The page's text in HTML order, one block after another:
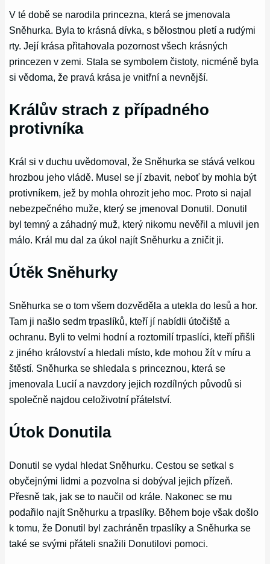
V té době se narodila princezna, která se jmenovala
Sněhurka. Byla to krásná dívka, s bělostnou pletí a rudými
rty. Její krása přitahovala pozornost všech krásných
princezen v zemi. Stala se symbolem čistoty, nicméně byla
si vědoma, že pravá krása je vnitřní a nevnější.
Králův strach z případného
protivníka
Král si v duchu uvědomoval, že Sněhurka se stává velkou
hrozbou jeho vládě. Musel se jí zbavit, neboť by mohla být
protivníkem, jež by mohla ohrozit jeho moc. Proto si najal
nebezpečného muže, který se jmenoval Donutil. Donutil
byl temný a záhadný muž, který nikomu nevěřil a mluvil jen
málo. Král mu dal za úkol najít Sněhurku a zničit ji.
Útěk Sněhurky
Sněhurka se o tom všem dozvěděla a utekla do lesů a hor.
Tam ji našlo sedm trpaslíků, kteří jí nabídli útočiště a
ochranu. Byli to velmi hodní a roztomilí trpaslíci, kteří přišli
z jiného království a hledali místo, kde mohou žít v míru a
štěstí. Sněhurka se shledala s princeznou, která se
jmenovala Lucií a navzdory jejich rozdílných původů si
společně najdou celoživotní přátelství.
Útok Donutila
Donutil se vydal hledat Sněhurku. Cestou se setkal s
obyčejnými lidmi a pozvolna si dobýval jejich přízeň.
Přesně tak, jak se to naučil od krále. Nakonec se mu
podařilo najít Sněhurku a trpaslíky. Během boje však došlo
k tomu, že Donutil byl zachráněn trpaslíky a Sněhurka se
také se svými přáteli snažili Donutilovi pomoci.